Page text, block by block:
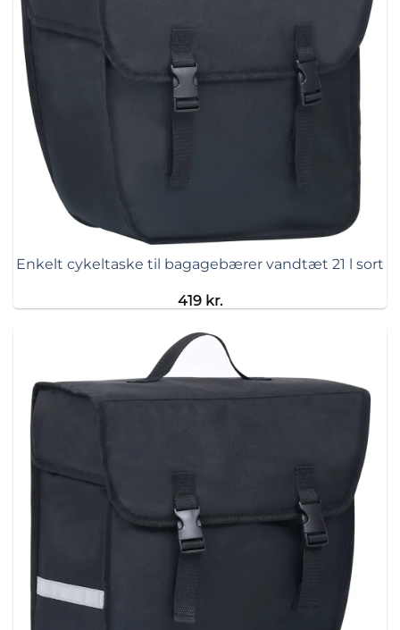
Enkelt cykeltaske til bagagebærer vandtæt 21 l sort
419 kr.